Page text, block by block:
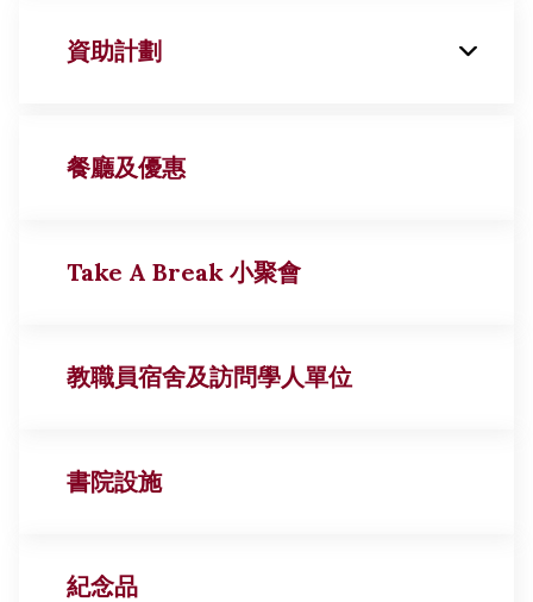
幹事會
資助計劃
校園服務獎勵計劃
大學／書院師生交流資助
餐廳及優惠
Take A Break 小聚會
教職員宿舍及訪問學人單位
書院設施
紀念品